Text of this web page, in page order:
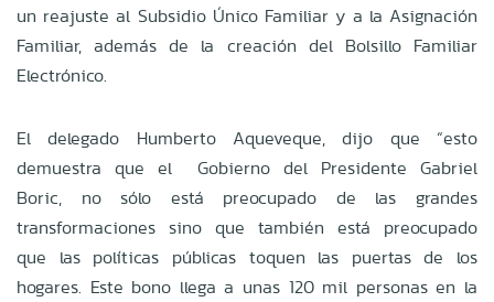
un reajuste al Subsidio Único Familiar y a la Asignación
Familiar, además de la creación del Bolsillo Familiar
Electrónico.
El delegado Humberto Aqueveque, dijo que “esto
demuestra que el Gobierno del Presidente Gabriel
Boric, no sólo está preocupado de las grandes
transformaciones sino que también está preocupado
que las políticas públicas toquen las puertas de los
hogares. Este bono llega a unas 120 mil personas en la